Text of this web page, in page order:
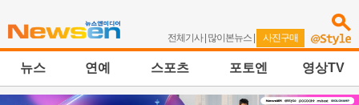
전체기사| 많이본뉴스 | 사진구매
뉴스 연예 스포츠 포토엔 영상TV